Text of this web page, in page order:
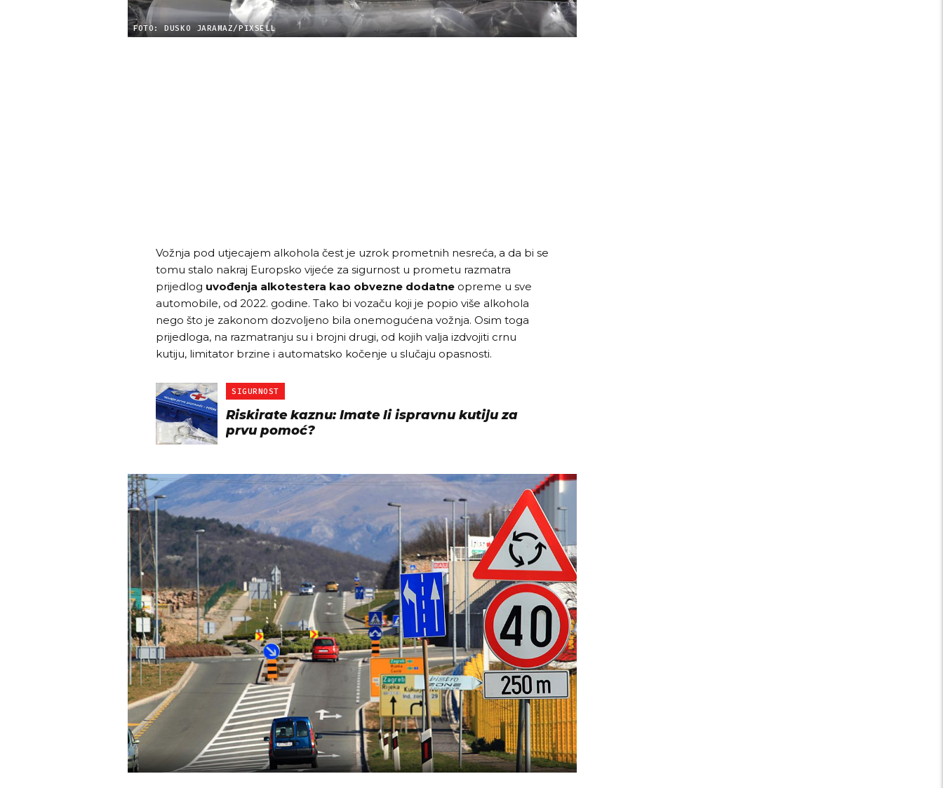
FOTO: DUSKO JARAMAZ/PIXSELL
Vožnja pod utjecajem alkohola čest je uzrok prometnih nesreća, a da bi se
tomu stalo nakraj Europsko vijeće za sigurnost u prometu razmatra
prijedlog uvođenja alkotestera kao obvezne dodatne opreme u sve
automobile, od 2022. godine. Tako bi vozaču koji je popio više alkohola
nego što je zakonom dozvoljeno bila onemogućena vožnja. Osim toga
prijedloga, na razmatranju su i brojni drugi, od kojih valja izdvojiti crnu
kutiju, limitator brzine i automatsko kočenje u slučaju opasnosti.
SIGURNOST
Riskirate kaznu: Imate li ispravnu kutiju za
prvu pomoć?